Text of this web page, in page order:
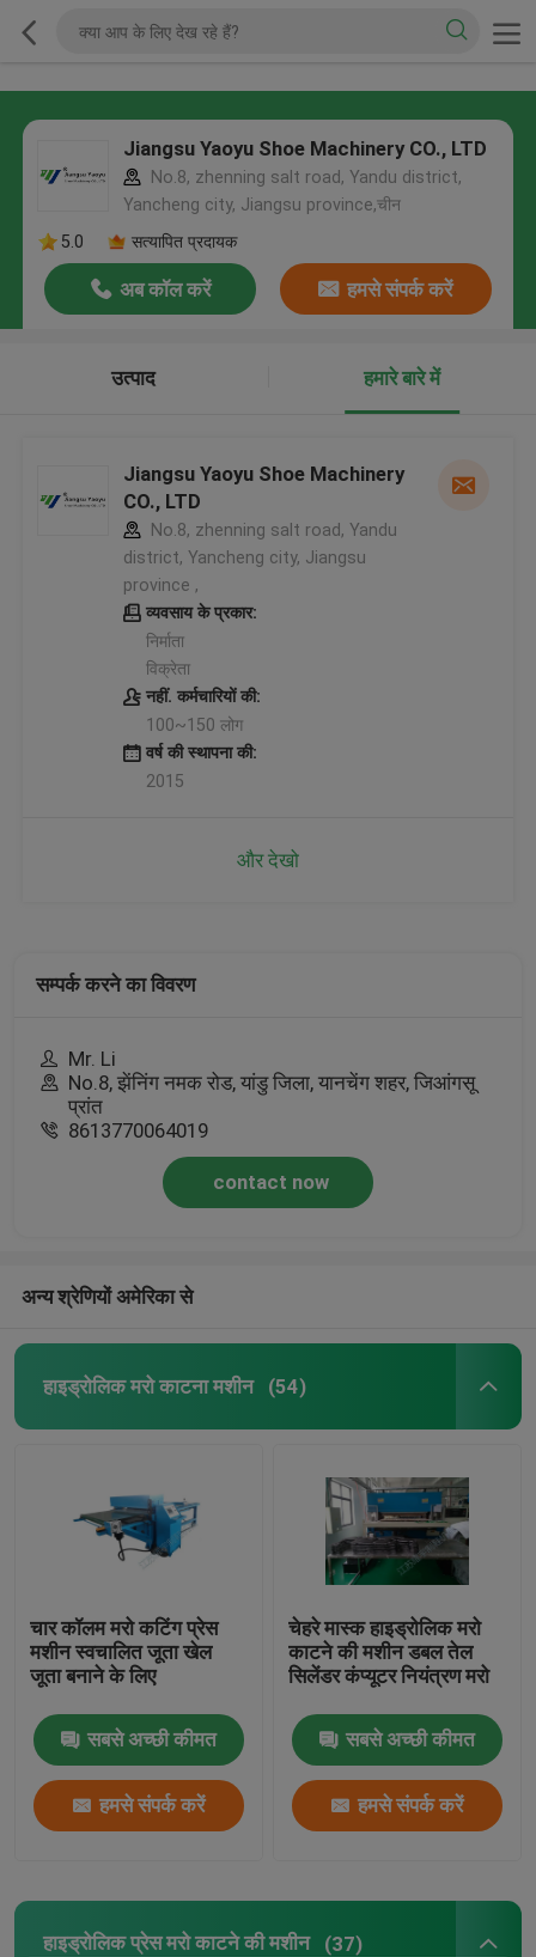
Jiangsu Yaoyu Shoe Machinery CO., LTD
No.8, zhenning salt road, Yandu district,
Yancheng city, Jiangsu province,चीन
5.0
सत्यापित प्रदायक
अब कॉल करें हमसे संपर्क करें
उत्पाद हमारे बारे में
Jiangsu Yaoyu Shoe Machinery
CO., LTD
No.8, zhenning salt road, Yandu
district, Yancheng city, Jiangsu
province ,
व्यवसाय के प्रकार:
निर्माता
विक्रेता
नहीं. कर्मचारियों की:
100~150 लोग
वर्ष की स्थापना की:
2015
और देखो
सम्पर्क करने का विवरण
Mr. Li
No.8, झेंनिंग नमक रोड, यांडु जिला, यानचेंग शहर, जिआंगसू
प्रांत
8613770064019
contact now
अन्य श्रेणियों अमेरिका से
हाइड्रोलिक मरो काटना मशीन (54)
चार कॉलम मरो कटिंग प्रेस
मशीन स्वचालित जूता खेल
जूता बनाने के लिए
सबसे अच्छी कीमत
हमसे संपर्क करें
चेहरे मास्क हाइड्रोलिक मरो
काटने की मशीन डबल तेल
सिलेंडर कंप्यूटर नियंत्रण मरो
सबसे अच्छी कीमत
हमसे संपर्क करें
हाइड्रोलिक प्रेस मरो काटने की मशीन (37)